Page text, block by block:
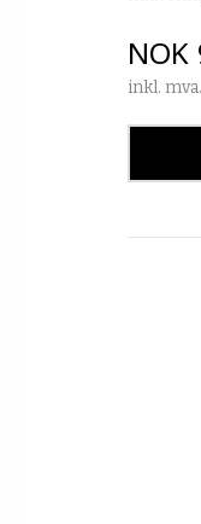
Pris
NOK
inkl. mva.